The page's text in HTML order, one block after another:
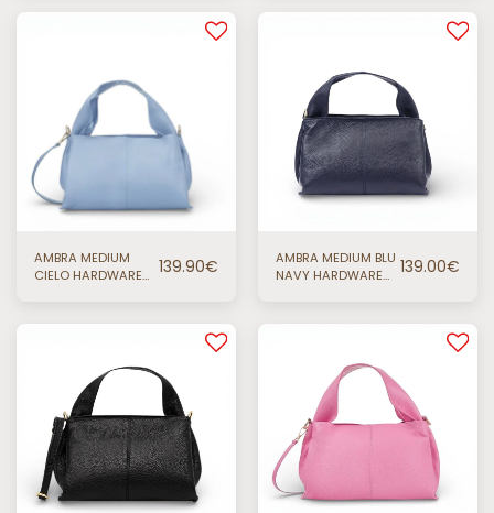
AMBRA MEDIUM
CIELO HARDWARE
139.90€
AMBRA MEDIUM BLU
NAVY HARDWARE
139.00€